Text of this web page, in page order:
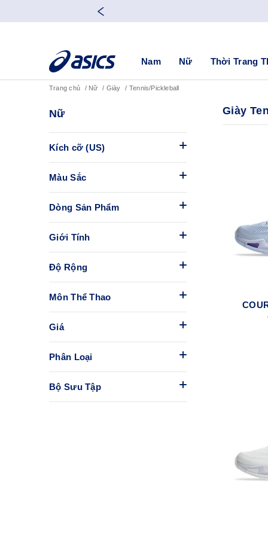
Nam Nữ Thời Trang
Trang chủ Nữ Giày Tennis/Pickleball
Nữ
Kích cỡ (US)
Màu Sắc
Dòng Sản Phẩm
Giới Tính
Độ Rộng
Môn Thể Thao
Giá
Phân Loại
Bộ Sưu Tập
Giày